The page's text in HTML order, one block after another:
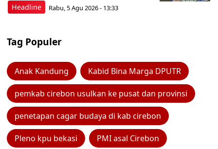
Headline Rabu, 5 Agu 2026 - 13:33
Tag Populer
Anak Kandung Kabid Bina Marga DPUTR
pemkab cirebon usulkan ke pusat dan provinsi
penetapan cagar budaya di kab cirebon
Pleno kpu bekasi PMI asal Cirebon